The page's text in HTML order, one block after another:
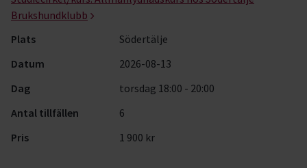
Brukshundklubb
Plats
Södertälje
Datum
2026-08-13
Dag
torsdag 18:00 - 20:00
Antal tillfällen
6
Pris
1 900 kr